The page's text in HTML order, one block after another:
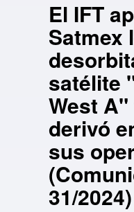
El IFT
Satmex
satélite
West
derivó
sus
31/